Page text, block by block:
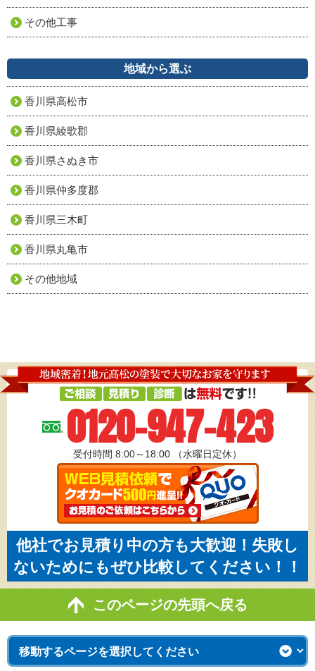
その他工事
地域から選ぶ
香川県高松市
香川県綾歌郡
香川県さぬき市
香川県仲多度郡
香川県三木町
香川県丸亀市
その他地域
0120-947-423
受付時間 8:00～18:00 （水曜日定休）
他社でお見積り中の方も大歓迎！失敗し
ないためにもぜひ比較してください！！
このページの先頭へ戻る